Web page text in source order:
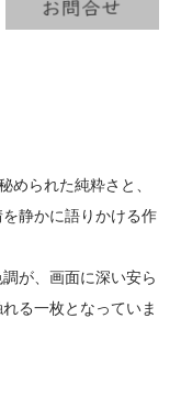
められた純粋さと、
静かに語りかける作
が、画面に深い安ら
る一枚となっていま